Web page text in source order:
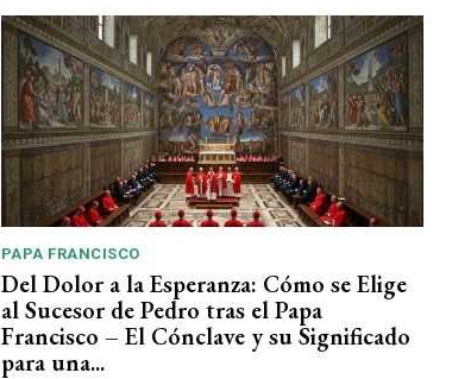
PAPA FRANCISCO
Del Dolor a la Esperanza: Cómo se Elige
al Sucesor de Pedro tras el Papa
Francisco – El Cónclave y su Significado
para una...